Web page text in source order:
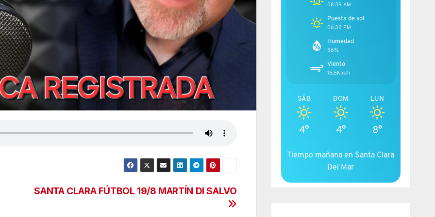
SANTA CLARA FÚTBOL 19/8 MARTÍN DI SALVO
08:39 AM
Puesta de sol
06:32 PM
Humedad
56%
Viento
15.5Km/h
SÁB
4°
DOM
4°
LUN
8°
Tiempo mañana en Santa Clara
Del Mar